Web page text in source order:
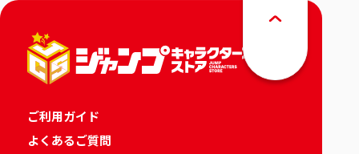
ご利用ガイド
よくあるご質問